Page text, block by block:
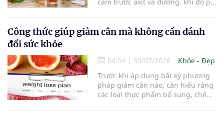
đường cho vi khuẩn tấn công và
dẫn đến mòn men răng, sâu răng.
hại cho men răng.
Công thức giúp giảm cân mà không cần đánh
đổi sức khỏe
04:04 | 30/07/2026
Khỏe - Đẹp
Trước khi áp dụng bất kỳ phương
pháp giảm cân nào, cần hiểu rằng
các loại thực phẩm bổ sung, chế